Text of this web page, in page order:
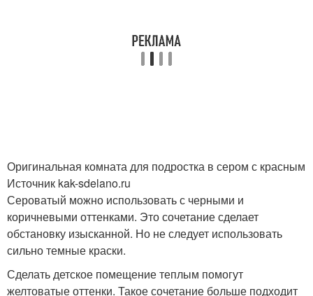
Оригинальная комната для подростка в сером с красным
Источник kak-sdelano.ru
Сероватый можно использовать с черными и
коричневыми оттенками. Это сочетание сделает
обстановку изысканной. Но не следует использовать
сильно темные краски.
Сделать детское помещение теплым помогут
желтоватые оттенки. Такое сочетание больше подходит